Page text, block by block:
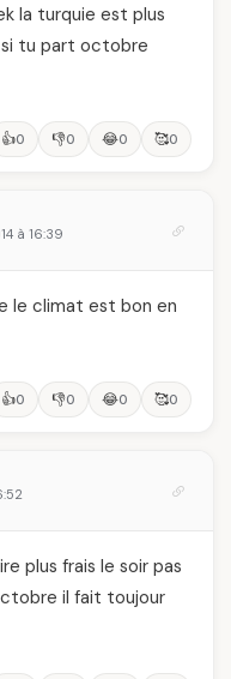
la turquie est plus
tu part octobre
👍0 👎0 😂0 🥰0
à 16:39
le climat est bon en
👍0 👎0 😂0 🥰0
plus frais le soir pas
il fait toujour